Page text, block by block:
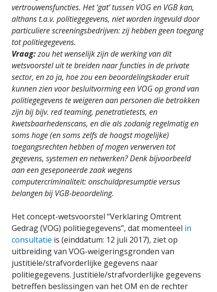
vertrouwensfuncties. Het ‘gat’ tussen VOG en VGB kan,
althans t.a.v. politiegegevens, niet worden ingevuld door
particuliere screeningsbedrijven: zij hebben geen toegang
tot politiegegevens.
Vraag:zou het wenselijk zijn de werking van dit
wetsvoorstel uit te breiden naar functies in de private
sector, en zo ja, hoe zou een beoordelingskader eruit
kunnen zien voor besluitvorming een VOG op grond van
politiegegevens te weigeren aan personen die betrokken
zijn bij bijv. red teaming, penetratietests, en
kwetsbaarhedenscans, en die als zodanig regelmatig en
soms hoge (en soms zelfs de hoogst mogelijke)
toegangsrechten hebben of mogen verwerven tot
gegevens, systemen en netwerken? Denk bijvoorbeeld
aan een geseponeerde zaak wegens
computercriminaliteit: onschuldpresumptie versus
belangen bij VGB-beoordeling.
Het concept-wetsvoorstel “Verklaring Omtrent
Gedrag (VOG) politiegegevens”, dat momenteel in
consultatie is (einddatum: 12 juli 2017), ziet op
uitbreiding van VOG-weigeringsgronden van
justitiële/strafvorderlijke gegevens naar
politiegegevens. Justitiële/strafvorderlijke gegevens
betreffen beslissingen van het OM en de rechter